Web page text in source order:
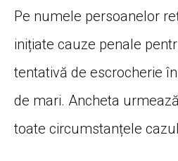
Pe numele persoanelor
inițiate cauze penale
tentativă de escrocherie
de mari. Ancheta
toate circumstanțele